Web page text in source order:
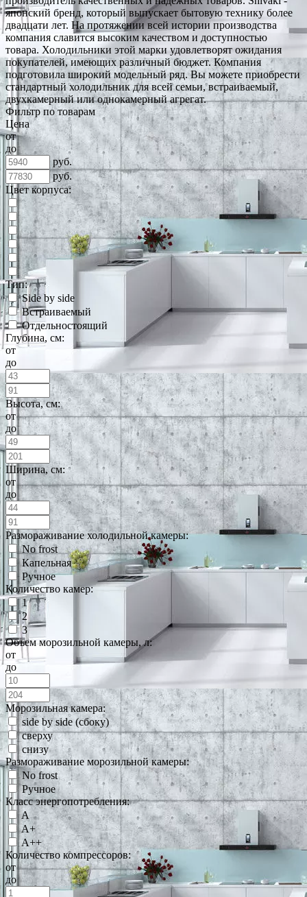
японский бренд, который выпускает бытовую технику более
двадцати лет. На протяжении всей истории производства
компания славится высоким качеством и доступностью
товара. Холодильники этой марки удовлетворят ожидания
покупателей, имеющих различный бюджет. Компания
подготовила широкий модельный ряд. Вы можете приобрести
стандартный холодильник для всей семьи, встраиваемый,
двухкамерный или однокамерный агрегат.
Фильтр по товарам
Цена
от
до
руб.
руб.
Цвет корпуса:
Тип:
Side by side
Встраиваемый
Отдельностоящий
Глубина, см:
от
до
Высота, см:
от
до
Ширина, см:
от
до
Размораживание холодильной камеры:
No frost
Капельная
Ручное
Количество камер:
1
2
3
Объем морозильной камеры, л:
от
до
Морозильная камера:
side by side (сбоку)
сверху
снизу
Размораживание морозильной камеры:
No frost
Ручное
Класс энергопотребления:
A
A+
A++
Количество компрессоров:
от
до